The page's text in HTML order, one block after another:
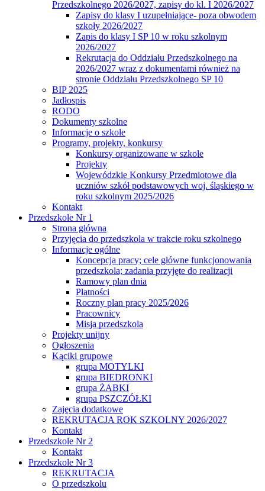
Przedszkolnego 2026/2027, zapisy do kl. I 2026/2027
Zapisy do klasy I uzupełniające- poza obwodem
szkoły 2026/2027
Zapis do klasy I SP 10 w roku szkolnym
2026/2027
Rekrutacja do Oddziału Przedszkolnego na
2026/2027 wraz z dokumentami również na
stronie Oddziału Przedszkolnego SP 10
BIP 2025
Jadłospis
RODO
Dokumenty szkolne
Informacje o szkole
Programy, projekty, konkursy
Konkursy organizowane w szkole
Projekty
Wojewódzkie Konkursy Przedmiotowe dla
uczniów szkół podstawowych woj. śląskiego w
roku szkolnym 2025/2026
Kontakt
Przedszkole Nr 1
Strona główna
Przyjęcia do przedszkola w trakcie roku szkolnego
Informacje ogólne
Koncepcja pracy; cele główne funkcjonowania
przedszkola; zadania przyjęte do realizacji
Ramowy plan dnia
Płatności
Roczny plan pracy 2025/2026
Pracownicy
Misja przedszkola
Projekty unijny
Ogłoszenia
Kąciki grupowe
grupa MOTYLKI
grupa BIEDRONKI
grupa ŻABKI
grupa PSZCZÓŁKI
Zajęcia dodatkowe
REKRUTACJA ROK SZKOLNY 2026/2027
Kontakt
Przedszkole Nr 2
Kontakt
Przedszkole Nr 3
REKRUTACJA
O przedszkolu